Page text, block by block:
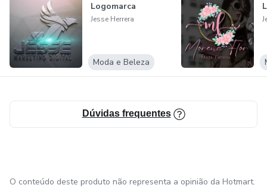
Logomarca
Jesse Herrera
Moda e Beleza
Dúvidas frequentes
O conteúdo deste produto não representa a opinião da Hotmart.